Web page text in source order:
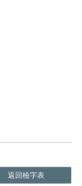
返回檢字表